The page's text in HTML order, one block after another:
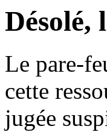
Désolé,
Le pare-
cette
jugée